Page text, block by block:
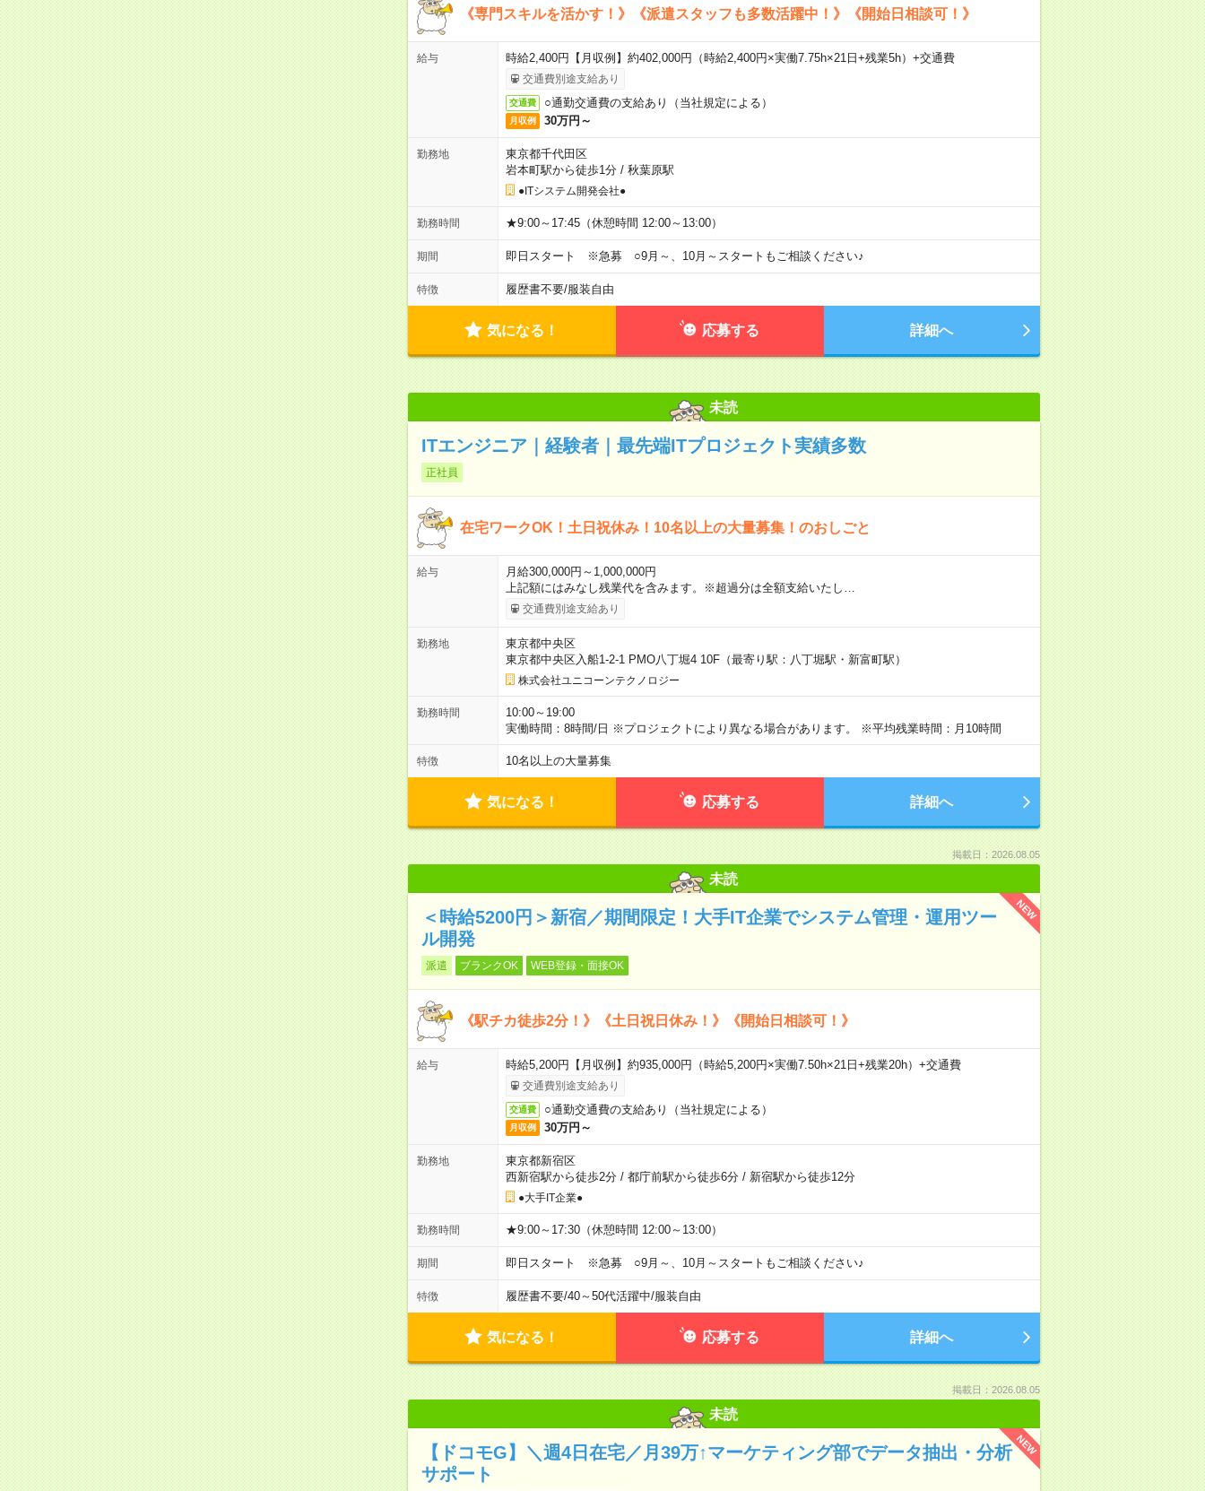
《専門スキルを活かす！》《派遣スタッフも多数活躍中！》《開始日相談可！》
給与 時給2,400円【月収例】約402,000円（時給2,400円×実働7.75h×21日+残業5h）+交通費
交通費別途支給あり
交通費 ○通勤交通費の支給あり（当社規定による）
月収例 30万円～
勤務地
東京都千代田区
岩本町駅から徒歩1分/ 秋葉原駅
●ITシステム開発会社●
勤務時間 ★9:00～17:45（休憩時間 12:00～13:00）
期間 即日スタート ※急募 ○9月～、10月～スタートもご相談ください♪
特徴 履歴書不要/服装自由
気になる！ 応募する 詳細へ
未読
ITエンジニア｜経験者｜最先端ITプロジェクト実績多数
正社員
在宅ワークOK！土日祝休み！10名以上の大量募集！のおしごと
給与
月給300,000円～1,000,000円
上記額にはみなし残業代を含みます。※超過分は全額支給いたし…
交通費別途支給あり
勤務地
東京都中央区
東京都中央区入船1-2-1 PMO八丁堀4 10F（最寄り駅：八丁堀駅・新富町駅）
株式会社ユニコーンテクノロジー
勤務時間
10:00～19:00
実働時間：8時間/日 ※プロジェクトにより異なる場合があります。 ※平均残業時間：月10時間
特徴 10名以上の大量募集
気になる！ 応募する 詳細へ
掲載日：2026.08.05
未読
NEW
＜時給5200円＞新宿／期間限定！大手IT企業でシステム管理・運用ツー
ル開発
派遣 ブランクOK WEB登録・面接OK
《駅チカ徒歩2分！》《土日祝日休み！》《開始日相談可！》
給与 時給5,200円【月収例】約935,000円（時給5,200円×実働7.50h×21日+残業20h）+交通費
交通費別途支給あり
交通費 ○通勤交通費の支給あり（当社規定による）
月収例 30万円～
勤務地
東京都新宿区
西新宿駅から徒歩2分/ 都庁前駅から徒歩6分/ 新宿駅から徒歩12分
●大手IT企業●
勤務時間 ★9:00～17:30（休憩時間 12:00～13:00）
期間 即日スタート ※急募 ○9月～、10月～スタートもご相談ください♪
特徴 履歴書不要/40～50代活躍中/服装自由
気になる！ 応募する 詳細へ
掲載日：2026.08.05
未読
NEW
【ドコモG】＼週4日在宅／月39万↑マーケティング部でデータ抽出・分析
サポート